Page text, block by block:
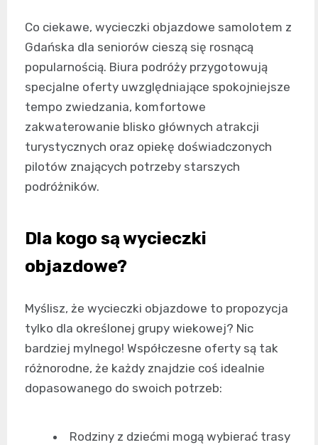
Co ciekawe, wycieczki objazdowe samolotem z
Gdańska dla seniorów cieszą się rosnącą
popularnością. Biura podróży przygotowują
specjalne oferty uwzględniające spokojniejsze
tempo zwiedzania, komfortowe
zakwaterowanie blisko głównych atrakcji
turystycznych oraz opiekę doświadczonych
pilotów znających potrzeby starszych
podróżników.
Dla kogo są wycieczki
objazdowe?
Myślisz, że wycieczki objazdowe to propozycja
tylko dla określonej grupy wiekowej? Nic
bardziej mylnego! Współczesne oferty są tak
różnorodne, że każdy znajdzie coś idealnie
dopasowanego do swoich potrzeb:
Rodziny z dziećmi mogą wybierać trasy